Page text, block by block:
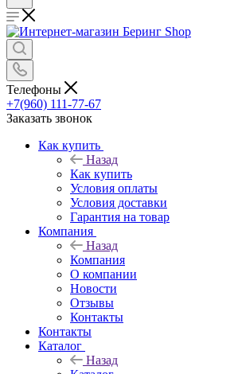
Телефоны
+7(960) 111-77-67
Заказать звонок
Как купить
Назад
Как купить
Условия оплаты
Условия доставки
Гарантия на товар
Компания
Назад
Компания
О компании
Новости
Отзывы
Контакты
Контакты
Каталог
Назад